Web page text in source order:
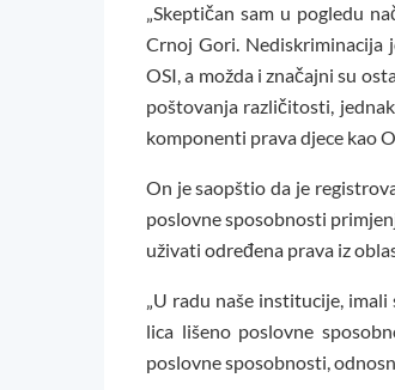
„Skeptičan sam u pogledu
Crnoj Gori. Nediskriminacija
OSI, a možda i značajni su
poštovanja različitosti,
komponenti prava djece kao
On je saopštio da je
poslovne sposobnosti
uživati određena prava iz
„U radu naše institucije,
lica lišeno poslovne
poslovne sposobnosti,